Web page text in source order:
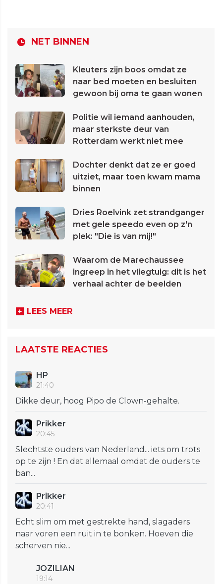
NET BINNEN
Kleuters zijn boos omdat ze
naar bed moeten en besluiten
gewoon bij oma te gaan wonen
Politie wil iemand aanhouden,
maar sterkste deur van
Rotterdam werkt niet mee
Dochter denkt dat ze er goed
uitziet, maar toen kwam mama
binnen
Dries Roelvink zet strandganger
met gele speedo even op z'n
plek: "Die is van mij!"
Waarom de Marechaussee
ingreep in het vliegtuig: dit is het
verhaal achter de beelden
LEES MEER
LAATSTE REACTIES
HP
21:40
Dikke deur, hoog Pipo de Clown-gehalte.
Prikker
20:45
Slechtste ouders van Nederland... iets om trots
op te zijn ! En dat allemaal omdat de ouders te
ban...
Prikker
20:41
Echt slim om met gestrekte hand, slagaders
naar voren een ruit in te bonken. Hoeven die
scherven nie...
JOZILIAN
19:14